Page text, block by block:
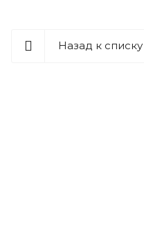
Назад к списку